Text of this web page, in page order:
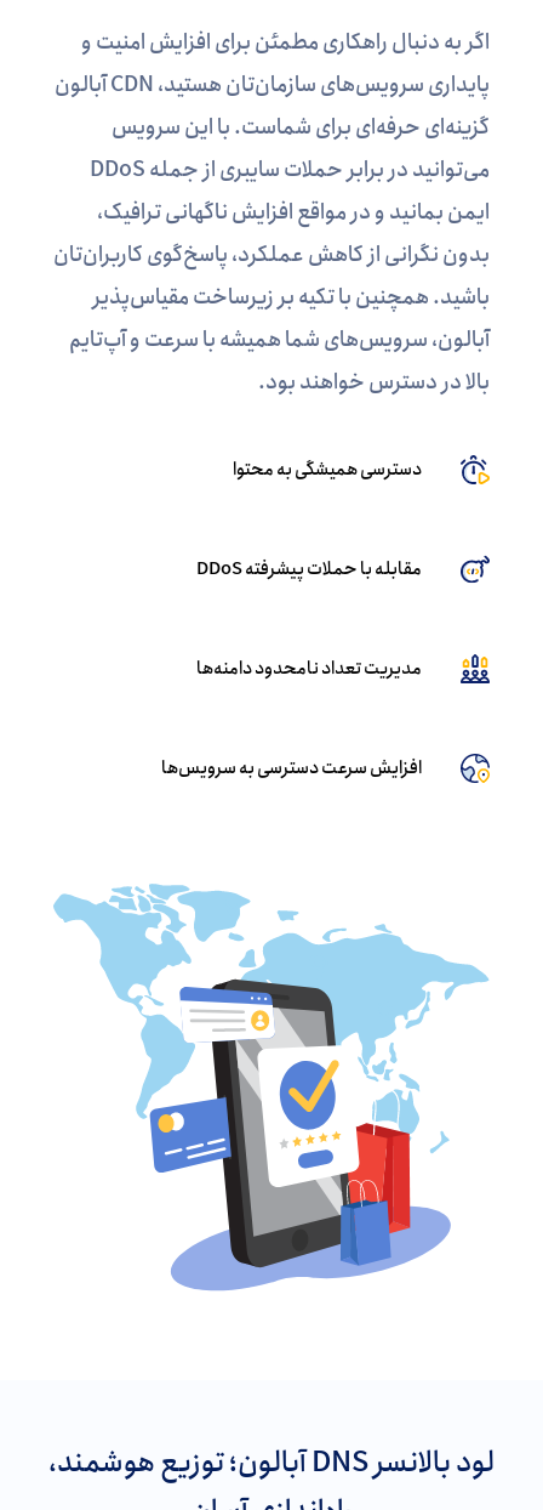
اگر به دنبال راهکاری مطمئن برای افزایش امنیت و
پایداری سرویس‌های سازمان‌تان هستید، CDN آبالون
گزینه‌ای حرفه‌ای برای شماست. با این سرویس
می‌توانید در برابر حملات سایبری از جمله DDoS
ایمن بمانید و در مواقع افزایش ناگهانی ترافیک،
بدون نگرانی از کاهش عملکرد، پاسخ‌گوی کاربران‌تان
باشید. همچنین با تکیه بر زیرساخت مقیاس‌پذیر
آبالون، سرویس‌های شما همیشه با سرعت و آپ‌تایم
بالا در دسترس خواهند بود.
دسترسی همیشگی به محتوا
مقابله با حملات پیشرفته DDoS
مدیریت تعداد نامحدود دامنه‌ها
افزایش سرعت دسترسی به سرویس‌ها
لود بالانسر DNS آبالون؛ توزیع هوشمند،